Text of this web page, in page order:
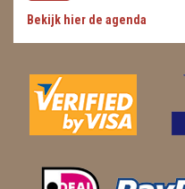
Bekijk hier de agenda